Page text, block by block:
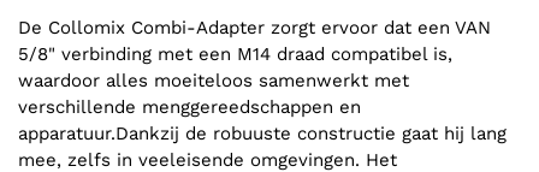
De Collomix Combi-Adapter zorgt ervoor dat een VAN
5/8" verbinding met een M14 draad compatibel is,
waardoor alles moeiteloos samenwerkt met
verschillende menggereedschappen en
apparatuur.Dankzij de robuuste constructie gaat hij lang
mee, zelfs in veeleisende omgevingen. Het